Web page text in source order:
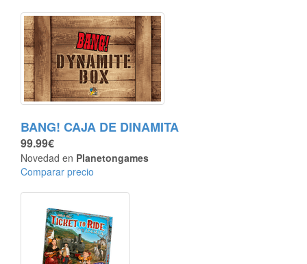
BANG! CAJA DE DINAMITA
99.99€
Novedad en Planetongames
Comparar precio